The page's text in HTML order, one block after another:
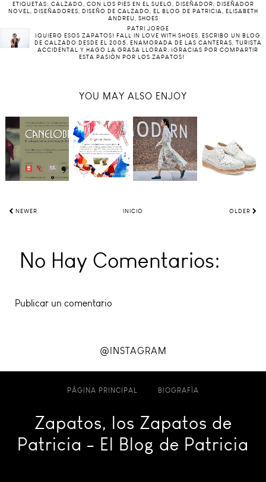
ETIQUETAS: CALZADO, CON LOS PIES EN EL SUELO, DISEÑADOR, DISEÑADOR
NOVEL, DISEÑADORES, DISEÑO DE CALZADO, EL BLOG DE PATRICIA, ELISABETH
ANDREU, SHOES
PATRI JORGE
¡QUIERO ESOS ZAPATOS! FALL IN LOVE WITH SHOES. ESCRIBO UN BLOG
DE CALZADO DESDE EL 2005. ENAMORADA DE LAS CANTERAS, TURISTA
ACCIDENTAL Y HAGO LA GRASA LLORAR. ¡GRACIAS POR COMPARTIR
ESTA PASIÓN POR LOS ZAPATOS!
YOU MAY ALSO ENJOY
NEWER INICIO OLDER
No Hay Comentarios:
Publicar un comentario
@INSTAGRAM
PÁGINA PRINCIPAL BIOGRAFÍA
Zapatos, los Zapatos de
Patricia - El Blog de Patricia